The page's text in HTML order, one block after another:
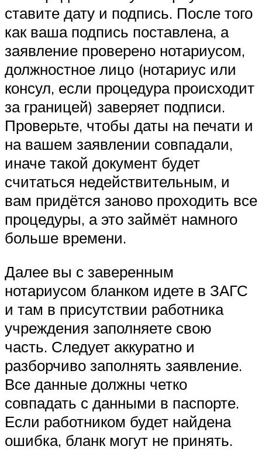
ставите дату и подпись. После того
как ваша подпись поставлена, а
заявление проверено нотариусом,
должностное лицо (нотариус или
консул, если процедура происходит
за границей) заверяет подписи.
Проверьте, чтобы даты на печати и
на вашем заявлении совпадали,
иначе такой документ будет
считаться недействительным, и
вам придётся заново проходить все
процедуры, а это займёт намного
больше времени.
Далее вы с заверенным
нотариусом бланком идете в ЗАГС
и там в присутствии работника
учреждения заполняете свою
часть. Следует аккуратно и
разборчиво заполнять заявление.
Все данные должны четко
совпадать с данными в паспорте.
Если работником будет найдена
ошибка, бланк могут не принять.